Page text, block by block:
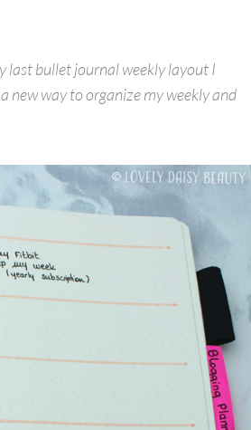
last bullet journal weekly layout I
new way to organize my weekly and